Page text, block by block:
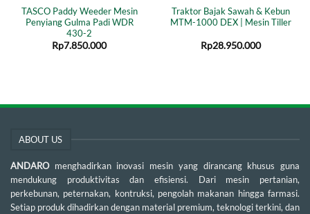
TASCO Paddy Weeder Mesin
Penyiang Gulma Padi WDR
430-2
Rp7.850.000
Traktor Bajak Sawah & Kebun
MTM-1000 DEX | Mesin Tiller
Rp28.950.000
ABOUT US
ANDARO menghadirkan inovasi mesin yang dirancang khusus guna
mendukung produktivitas dan efisiensi. Dari mesin pertanian,
perkebunan, peternakan, kontruksi, pengolah makanan hingga farmasi.
Setiap produk dihadirkan dengan material premium, teknologi terkini, dan